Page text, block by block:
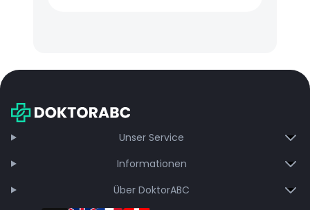
Unser Service
Informationen
Über DoktorABC